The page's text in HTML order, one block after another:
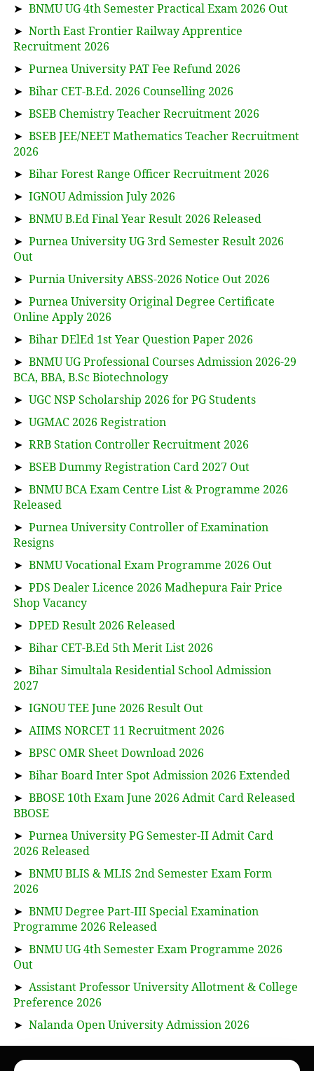
➤ BNMU UG 4th Semester Practical Exam 2026 Out
➤ North East Frontier Railway Apprentice
Recruitment 2026
➤ Purnea University PAT Fee Refund 2026
➤ Bihar CET-B.Ed. 2026 Counselling 2026
➤ BSEB Chemistry Teacher Recruitment 2026
➤ BSEB JEE/NEET Mathematics Teacher Recruitment
2026
➤ Bihar Forest Range Officer Recruitment 2026
➤ IGNOU Admission July 2026
➤ BNMU B.Ed Final Year Result 2026 Released
➤ Purnea University UG 3rd Semester Result 2026
Out
➤ Purnia University ABSS-2026 Notice Out 2026
➤ Purnea University Original Degree Certificate
Online Apply 2026
➤ Bihar DElEd 1st Year Question Paper 2026
➤ BNMU UG Professional Courses Admission 2026-29
BCA, BBA, B.Sc Biotechnology
➤ UGC NSP Scholarship 2026 for PG Students
➤ UGMAC 2026 Registration
➤ RRB Station Controller Recruitment 2026
➤ BSEB Dummy Registration Card 2027 Out
➤ BNMU BCA Exam Centre List & Programme 2026
Released
➤ Purnea University Controller of Examination
Resigns
➤ BNMU Vocational Exam Programme 2026 Out
➤ PDS Dealer Licence 2026 Madhepura Fair Price
Shop Vacancy
➤ DPED Result 2026 Released
➤ Bihar CET-B.Ed 5th Merit List 2026
➤ Bihar Simultala Residential School Admission
2027
➤ IGNOU TEE June 2026 Result Out
➤ AIIMS NORCET 11 Recruitment 2026
➤ BPSC OMR Sheet Download 2026
➤ Bihar Board Inter Spot Admission 2026 Extended
➤ BBOSE 10th Exam June 2026 Admit Card Released
BBOSE
➤ Purnea University PG Semester-II Admit Card
2026 Released
➤ BNMU BLIS & MLIS 2nd Semester Exam Form
2026
➤ BNMU Degree Part-III Special Examination
Programme 2026 Released
➤ BNMU UG 4th Semester Exam Programme 2026
Out
➤ Assistant Professor University Allotment & College
Preference 2026
➤ Nalanda Open University Admission 2026